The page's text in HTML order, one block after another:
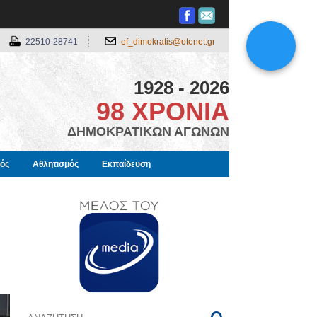
22510-28741 ef_dimokratis@otenet.gr
1928 - 2026
98 ΧΡΟΝΙΑ
ΔΗΜΟΚΡΑΤΙΚΩΝ ΑΓΩΝΩΝ
Αθλητισμός Εκπαίδευση